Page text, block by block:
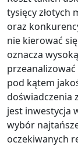
tysięcy złotych
oraz
nie kierować
oznacza
pod kątem
doświadczenia
jest inwestycja
wybór
oczekiwanych